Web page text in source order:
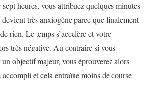
heures, vous attribuez quelques minutes
devient très anxiogène parce que finalement
rien. Le temps s’accélère et votre
très négative. Au contraire si vous
objectif majeur, vous éprouverez alors
et cela entraîne moins de course